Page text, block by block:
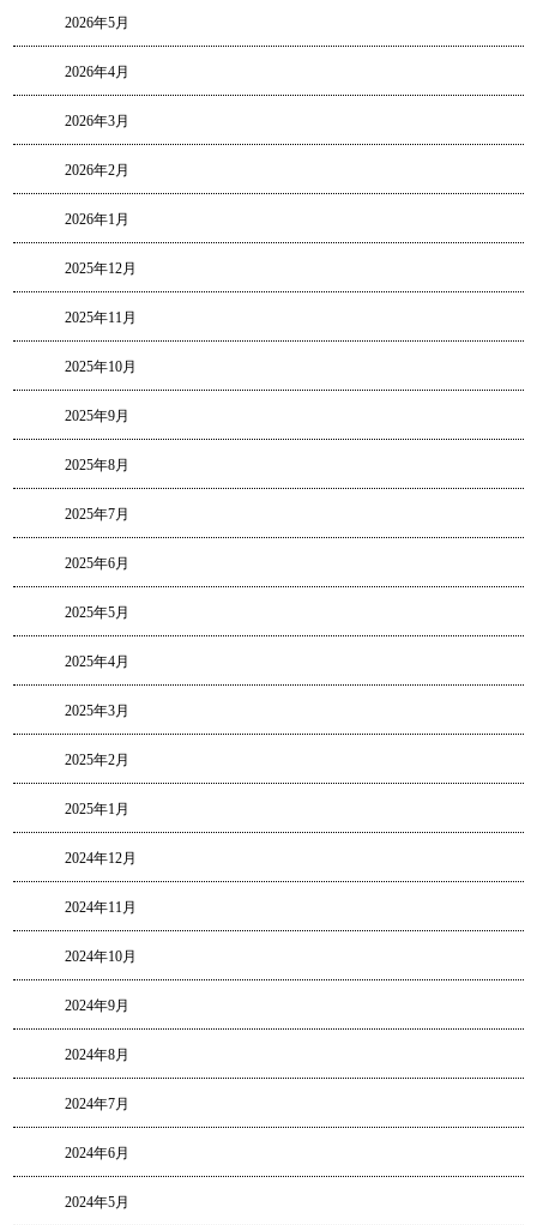
2026年5月
2026年4月
2026年3月
2026年2月
2026年1月
2025年12月
2025年11月
2025年10月
2025年9月
2025年8月
2025年7月
2025年6月
2025年5月
2025年4月
2025年3月
2025年2月
2025年1月
2024年12月
2024年11月
2024年10月
2024年9月
2024年8月
2024年7月
2024年6月
2024年5月